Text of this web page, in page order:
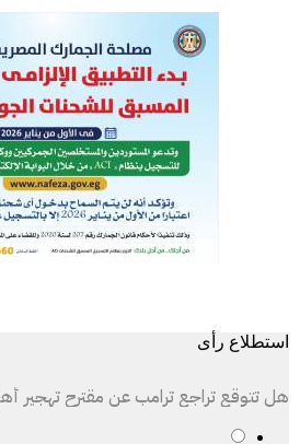
استطلاع رأى
هل تتوقع تراجع ترامب عن مقترح تهجير